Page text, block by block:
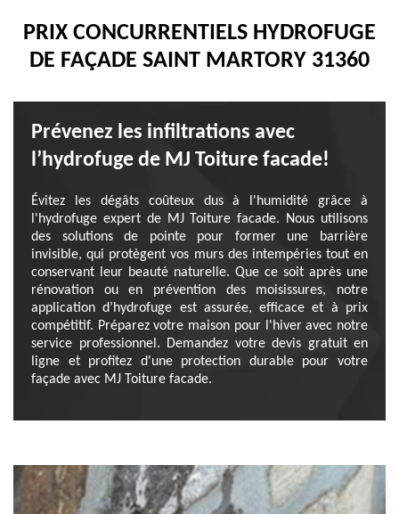
PRIX CONCURRENTIELS HYDROFUGE
DE FAÇADE SAINT MARTORY 31360
Prévenez les infiltrations avec
l’hydrofuge de MJ Toiture facade!
Évitez les dégâts coûteux dus à l'humidité grâce à
l'hydrofuge expert de MJ Toiture facade. Nous utilisons
des solutions de pointe pour former une barrière
invisible, qui protègent vos murs des intempéries tout en
conservant leur beauté naturelle. Que ce soit après une
rénovation ou en prévention des moisissures, notre
application d’hydrofuge est assurée, efficace et à prix
compétitif. Préparez votre maison pour l'hiver avec notre
service professionnel. Demandez votre devis gratuit en
ligne et profitez d'une protection durable pour votre
façade avec MJ Toiture facade.